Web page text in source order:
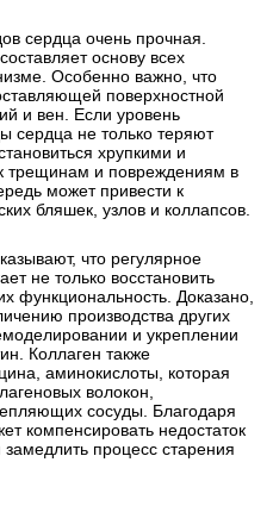
сердца очень прочная.
основу всех
Особенно важно, что
поверхностной
и вен. Если уровень
сердца не только теряют
хрупкими и
трещинам и повреждениям в
может привести к
бляшек, узлов и коллапсов.
что регулярное
не только восстановить
функциональность. Доказано,
производства других
и укреплении
Коллаген также
аминокислоты, которая
волокон,
сосуды. Благодаря
компенсировать недостаток
процесс старения